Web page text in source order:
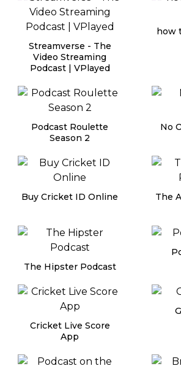
Streamverse - The
Video Streaming
Podcast | VPlayed
how
Podcast Roulette
Season 2
No
Buy Cricket ID Online
The
The Hipster Podcast
Cricket Live Score
App